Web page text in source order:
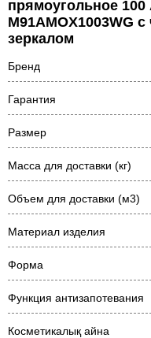
прямоугольное 100
M91AMOX1003WG
зеркалом
Бренд
Гарантия
Размер
Масса для доставки (кг)
Объем для доставки (м3)
Материал изделия
Форма
Функция антизапотевания
Косметикалық айна